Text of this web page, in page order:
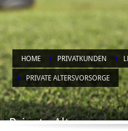
HOME PRIVATKUNDEN
PRIVATE ALTERSVORSORGE
Private